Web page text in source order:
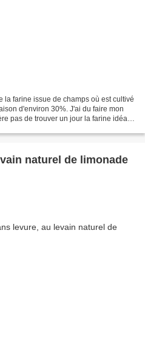
la farine issue de champs où est cultivé
d'environ 30%. J'ai du faire mon
pas de trouver un jour la farine idéale.
naturel de limonade